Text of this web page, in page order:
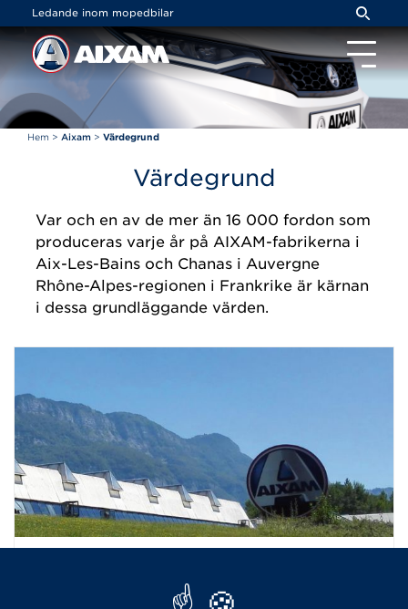
Ledande inom mopedbilar
Hem > Aixam > Värdegrund
Värdegrund
Var och en av de mer än 16 000 fordon som
produceras varje år på AIXAM-fabrikerna i
Aix-Les-Bains och Chanas i Auvergne
Rhône-Alpes-regionen i Frankrike är kärnan
i dessa grundläggande värden.
Värden
Cookie- hanteringspanel